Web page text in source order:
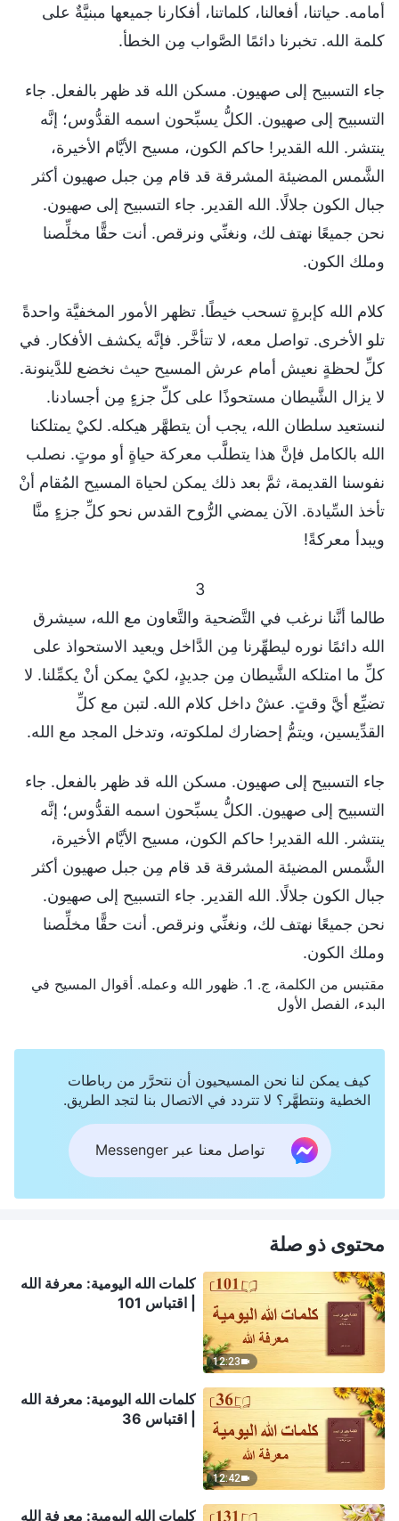
أمامه. حياتنا، أفعالنا، كلماتنا، أفكارنا جميعها مبنيَّةٌ على
كلمة الله. تخبرنا دائمًا الصَّواب مِن الخطأ.
جاء التسبيح إلى صهيون. مسكن الله قد ظهر بالفعل. جاء
التسبيح إلى صهيون. الكلُّ يسبِّحون اسمه القدُّوس؛ إنَّه
ينتشر. الله القدير! حاكم الكون، مسيح الأيَّام الأخيرة،
الشَّمس المضيئة المشرقة قد قام مِن جبل صهيون أكثر
جبال الكون جلالًا. الله القدير. جاء التسبيح إلى صهيون.
نحن جميعًا نهتف لك، ونغنِّي ونرقص. أنت حقًّا مخلِّصنا
وملك الكون.
كلام الله كإبرةٍ تسحب خيطًا. تظهر الأمور المخفيَّة واحدةً
تلو الأخرى. تواصل معه، لا تتأخَّر. فإنَّه يكشف الأفكار. في
كلِّ لحظةٍ نعيش أمام عرش المسيح حيث نخضع للدَّينونة.
لا يزال الشَّيطان مستحوذًا على كلِّ جزءٍ مِن أجسادنا.
لنستعيد سلطان الله، يجب أن يتطهَّر هيكله. لكيْ يمتلكنا
الله بالكامل فإنَّ هذا يتطلَّب معركة حياةٍ أو موتٍ. نصلب
نفوسنا القديمة، ثمَّ بعد ذلك يمكن لحياة المسيح المُقام أنْ
تأخذ السِّيادة. الآن يمضي الرُّوح القدس نحو كلِّ جزءٍ منَّا
ويبدأ معركةً!
3
طالما أنَّنا نرغب في التَّضحية والتَّعاون مع الله، سيشرق
الله دائمًا نوره ليطهِّرنا مِن الدَّاخل ويعيد الاستحواذ على
كلِّ ما امتلكه الشَّيطان مِن جديدٍ، لكيْ يمكن أنْ يكمِّلنا. لا
تضيِّع أيَّ وقتٍ. عشْ داخل كلام الله. لتبن مع كلِّ
القدِّيسين، ويتمُّ إحضارك لملكوته، وتدخل المجد مع الله.
جاء التسبيح إلى صهيون. مسكن الله قد ظهر بالفعل. جاء
التسبيح إلى صهيون. الكلُّ يسبِّحون اسمه القدُّوس؛ إنَّه
ينتشر. الله القدير! حاكم الكون، مسيح الأيَّام الأخيرة،
الشَّمس المضيئة المشرقة قد قام مِن جبل صهيون أكثر
جبال الكون جلالًا. الله القدير. جاء التسبيح إلى صهيون.
نحن جميعًا نهتف لك، ونغنِّي ونرقص. أنت حقًّا مخلِّصنا
وملك الكون.
مقتبس من الكلمة، ج. 1. ظهور الله وعمله. أقوال المسيح في
البدء، الفصل الأول
كيف يمكن لنا نحن المسيحيون أن نتحرَّر من رباطات
الخطية ونتطهَّر؟ لا تتردد في الاتصال بنا لتجد الطريق.
تواصل معنا عبر Messenger
محتوى ذو صلة
12:23
كلمات الله اليومية: معرفة الله
| اقتباس 101
12:42
كلمات الله اليومية: معرفة الله
| اقتباس 36
كلمات الله اليومية: معرفة الله